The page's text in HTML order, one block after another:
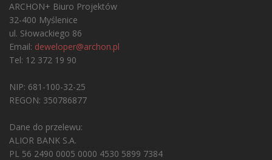
ARCHON+ Biuro Projektów
32-400 Myślenice
ul. Słowackiego 86
Email: deweloper@archon.pl
Tel: 12 372 19 90
NIP: 681-100-32-25
REGON: 350786877
Dane do przelewu:
ALIOR BANK S.A.
PL 56 2490 0005 0000 4530 5899 7384